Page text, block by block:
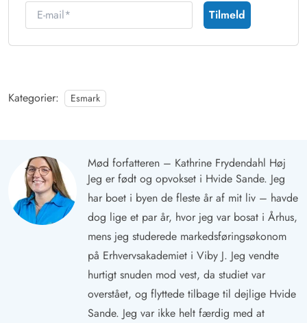
E-mail
Tilmeld
Kategorier: Esmark
Mød forfatteren – Kathrine Frydendahl Høj
Jeg er født og opvokset i Hvide Sande. Jeg
har boet i byen de fleste år af mit liv – havde
dog lige et par år, hvor jeg var bosat i Århus,
mens jeg studerede markedsføringsøkonom
på Erhvervsakademiet i Viby J. Jeg vendte
hurtigt snuden mod vest, da studiet var
overstået, og flyttede tilbage til dejlige Hvide
Sande. Jeg var ikke helt færdig med at